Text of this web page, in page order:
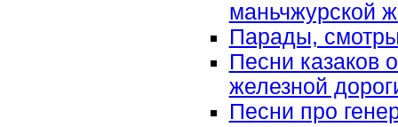
маньчжурской
Парады,
Песни казаков
железной
Песни про